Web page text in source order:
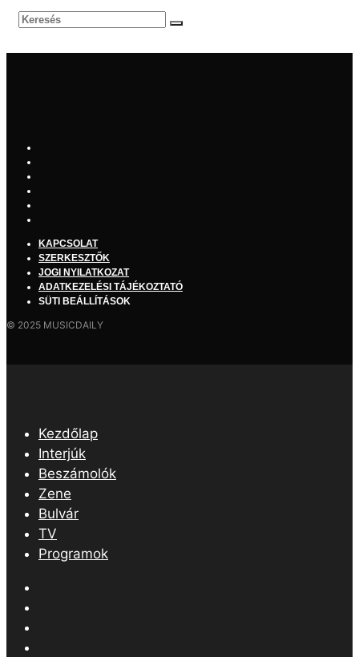
KAPCSOLAT
SZERKESZTŐK
JOGI NYILATKOZAT
ADATKEZELÉSI TÁJÉKOZTATÓ
SÜTI BEÁLLÍTÁSOK
© 2025 MUSICDAILY
Kezdőlap
Interjúk
Beszámolók
Zene
Bulvár
TV
Programok